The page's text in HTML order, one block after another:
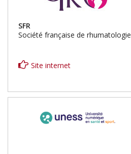
SFR
Société française de rhumatologie
Site internet